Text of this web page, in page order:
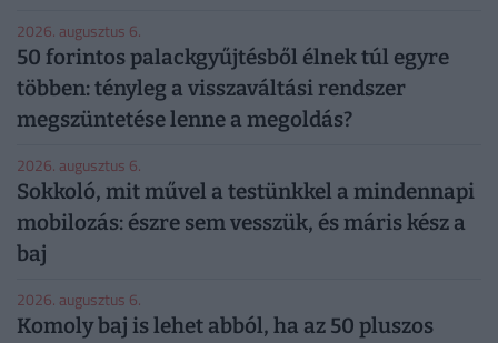
2026. augusztus 6.
50 forintos palackgyűjtésből élnek túl egyre
többen: tényleg a visszaváltási rendszer
megszüntetése lenne a megoldás?
2026. augusztus 6.
Sokkoló, mit művel a testünkkel a mindennapi
mobilozás: észre sem vesszük, és máris kész a
baj
2026. augusztus 6.
Komoly baj is lehet abból, ha az 50 pluszos